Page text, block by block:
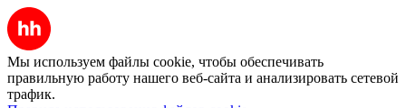
Мы используем файлы cookie, чтобы обеспечивать
правильную работу нашего веб-сайта и анализировать сетевой
трафик.